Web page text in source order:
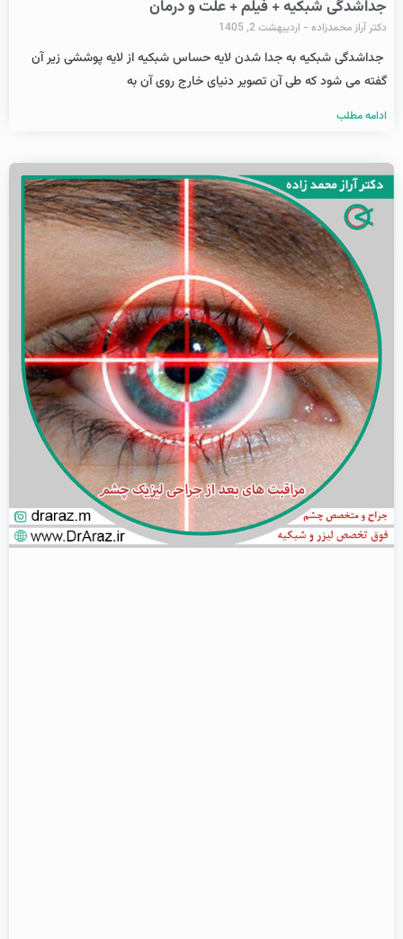
جداشدگی شبکیه + فیلم + علت و درمان
دکتر آراز محمدزاده اردیبهشت 2, 1405
جداشدگی شبکیه به جدا شدن لایه حساس شبکیه از لایه پوششی زیر آن
گفته می شود که طی آن تصویر دنیای خارج روی آن به
ادامه مطلب